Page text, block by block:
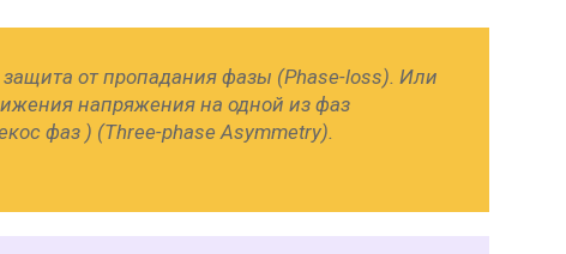
от пропадания фазы (Phase-loss). Или
напряжения на одной из фаз
фаз ) (Three-phase Asymmetry).